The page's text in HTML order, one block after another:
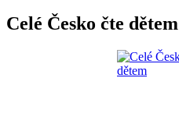
Celé Česko čte dětem